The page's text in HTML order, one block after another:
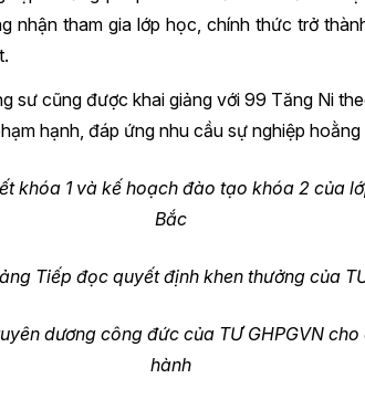
nhận tham gia lớp học, chính thức trở
sư cũng được khai giảng với 99 Tăng Ni
hạnh, đáp ứng nhu cầu sự nghiệp hoằng
khóa 1 và kế hoạch đào tạo khóa 2 của
Bắc
Tiếp đọc quyết định khen thưởng của
dương công đức của TƯ GHPGVN
hành